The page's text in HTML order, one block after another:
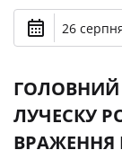
26
ГОЛОВНИЙ
ЛУЧЕСКУ
ВРАЖЕННЯ